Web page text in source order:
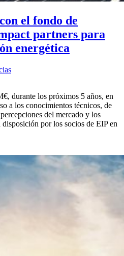
el fondo de
partners para
energética
durante los próximos 5 años, en
a los conocimientos técnicos, de
del mercado y los
disposición por los socios de EIP en